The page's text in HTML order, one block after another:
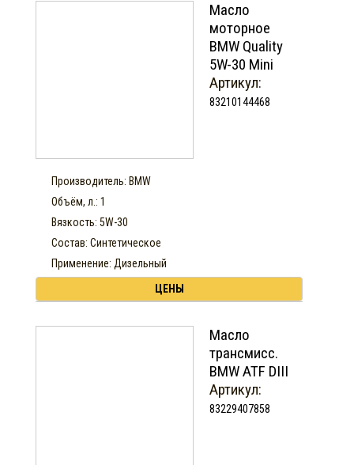
Масло
моторное
BMW Quality
5W-30 Mini
Артикул:
83210144468
Производитель: BMW
Объём, л.: 1
Вязкость: 5W-30
Состав: Синтетическое
Применение: Дизельный
ЦЕНЫ
Масло
трансмисс.
BMW ATF DIII
Артикул:
83229407858